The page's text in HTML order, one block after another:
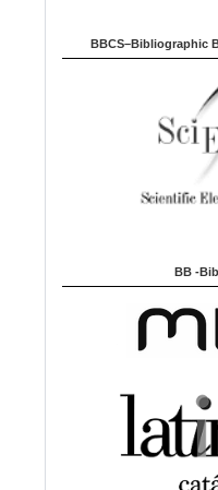
BBCS–Bibliographic
BB -